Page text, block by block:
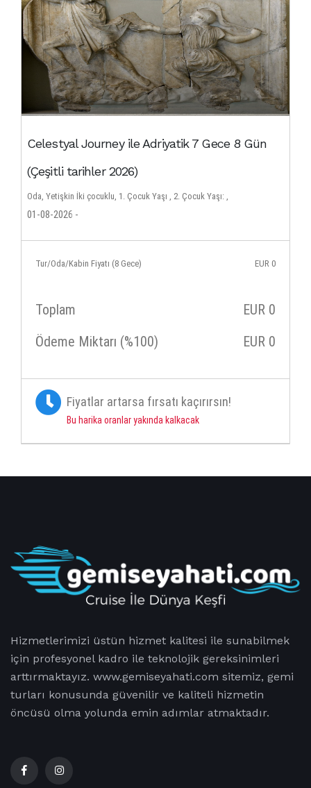
Celestyal Journey ile Adriyatik 7 Gece 8 Gün
(Çeşitli tarihler 2026)
Oda, Yetişkin İki çocuklu, 1. Çocuk Yaşı , 2. Çocuk Yaşı: ,
01-08-2026 -
Tur/Oda/Kabin Fiyatı (8 Gece) EUR 0
Toplam EUR 0
Ödeme Miktarı (%100)
EUR 0
Fiyatlar artarsa fırsatı kaçırırsın!
Bu harika oranlar yakında kalkacak
Hizmetlerimizi üstün hizmet kalitesi ile sunabilmek
için profesyonel kadro ile teknolojik gereksinimleri
arttırmaktayız. www.gemiseyahati.com sitemiz, gemi
turları konusunda güvenilir ve kaliteli hizmetin
öncüsü olma yolunda emin adımlar atmaktadır.